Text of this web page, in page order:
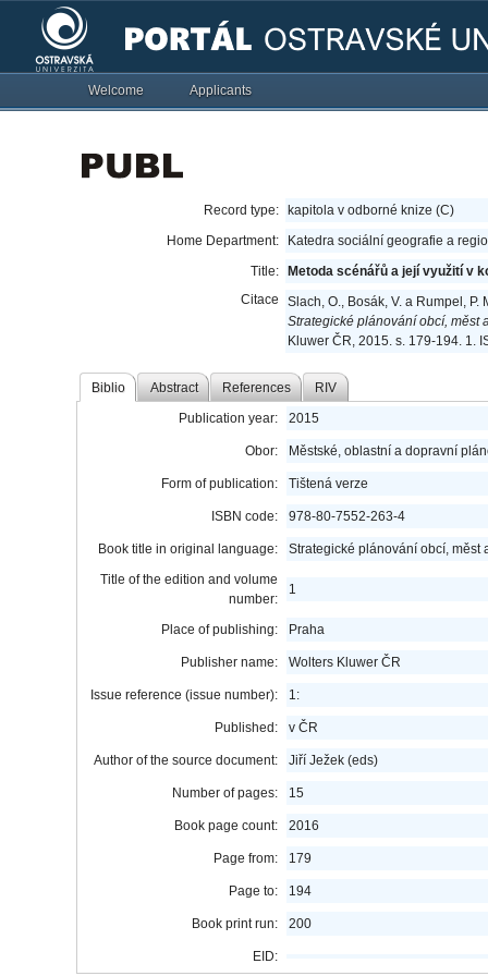
Welcome Applicants
Record type:
kapitola v odborné knize (C)
Home Department:
Katedra sociální geografie a
Title:
Metoda scénářů a její využití v
Citace
Slach, O., Bosák, V. a Rumpel,
Strategické plánování obcí, měst
Kluwer ČR, 2015. s. 179-194. 1.
Biblio Abstract References RIV
Publication year: 2015
Obor: Městské, oblastní a dopravní
Form of publication: Tištená verze
ISBN code: 978-80-7552-263-4
Book title in original language:
Strategické plánování obcí, měst
Title of the edition and volume
number:
1
Place of publishing: Praha
Publisher name: Wolters Kluwer ČR
Issue reference (issue number): 1:
Published: v ČR
Author of the source document: Jiří Ježek (eds)
Number of pages: 15
Book page count: 2016
Page from: 179
Page to: 194
Book print run: 200
EID: